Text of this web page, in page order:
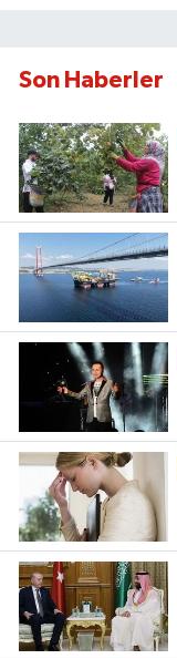
Son Haberler